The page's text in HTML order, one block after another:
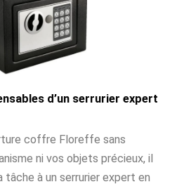
d’un serrurier expert
coffre Floreffe sans
ni vos objets précieux, il
à un serrurier expert en